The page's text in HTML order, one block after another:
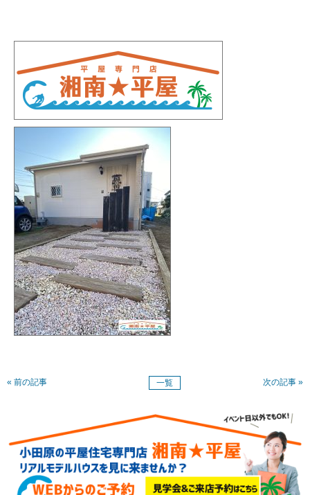
« 前の記事 一覧 次の記事 »